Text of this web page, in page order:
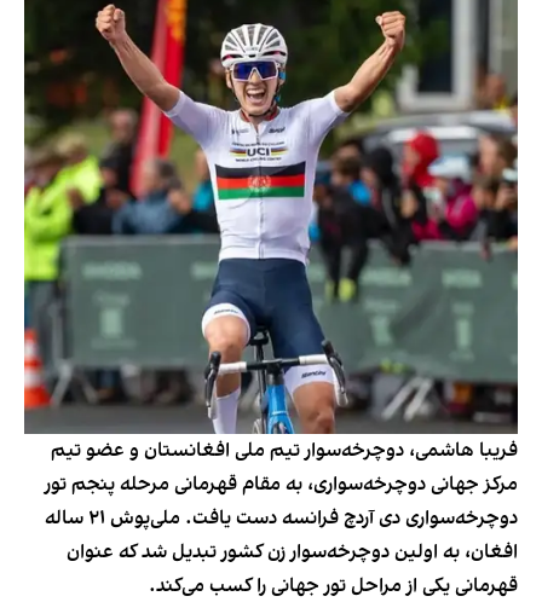
فریبا هاشمی، دوچرخه‌سوار تیم ملی افغانستان و عضو تیم
مرکز جهانی دوچرخه‌سواری، به مقام قهرمانی مرحله پنجم تور
دوچرخه‌سواری دی آردچ فرانسه دست یافت. ملی‌پوش ۲۱ ساله
افغان، به اولین دوچرخه‌سوار زن کشور تبدیل شد که عنوان
قهرمانی یکی از مراحل تور‌ جهانی را کسب می‌کند.